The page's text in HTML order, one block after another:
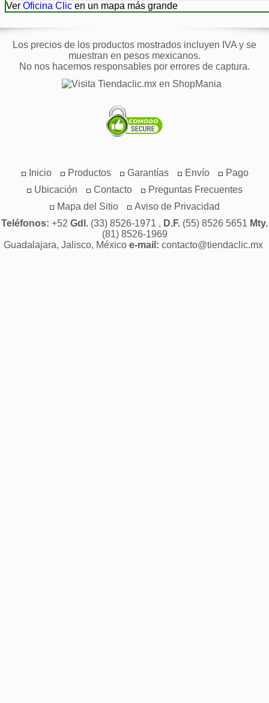
Ver Oficina Clic en un mapa más grande
Los precios de los productos mostrados incluyen IVA y se
muestran en pesos mexicanos.
No nos hacemos responsables por errores de captura.
Inicio Productos Garantías Envío
Pago
Ubicación
Contacto
Preguntas Frecuentes
Mapa del Sitio
Aviso de Privacidad
Teléfonos: +52 Gdl. (33) 8526-1971 , D.F. (55) 8526 5651 Mty.
(81) 8526-1969
Guadalajara, Jalisco, México e-mail: contacto@tiendaclic.mx